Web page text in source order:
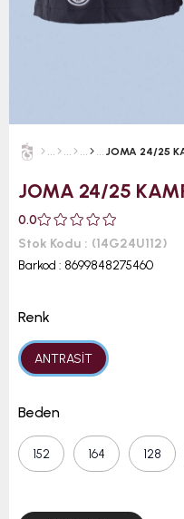
JOMA 24/25
JOMA 24/25
0.0
Stok Kodu
(14G24U112)
Barkod : 8699848275460
Renk
ANTRASİT
Beden
152 164 128